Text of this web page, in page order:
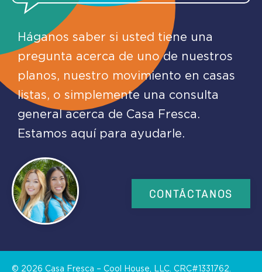
Háganos saber si usted tiene una
pregunta acerca de uno de nuestros
planos, nuestro movimiento en casas
listas, o simplemente una consulta
general acerca de Casa Fresca.
Estamos aquí para ayudarle.
CONTÁCTANOS
© 2026 Casa Fresca – Cool House, LLC. CRC#1331762.